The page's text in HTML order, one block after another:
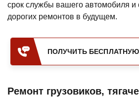
срок службы вашего автомобиля и
дорогих ремонтов в будущем.
ПОЛУЧИТЬ
Ремонт грузовиков,